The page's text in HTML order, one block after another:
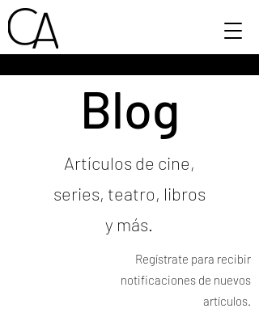
Blog
Artículos de cine,
series, teatro, libros
y más.
Regístrate para recibir
notificaciones de nuevos
artículos.